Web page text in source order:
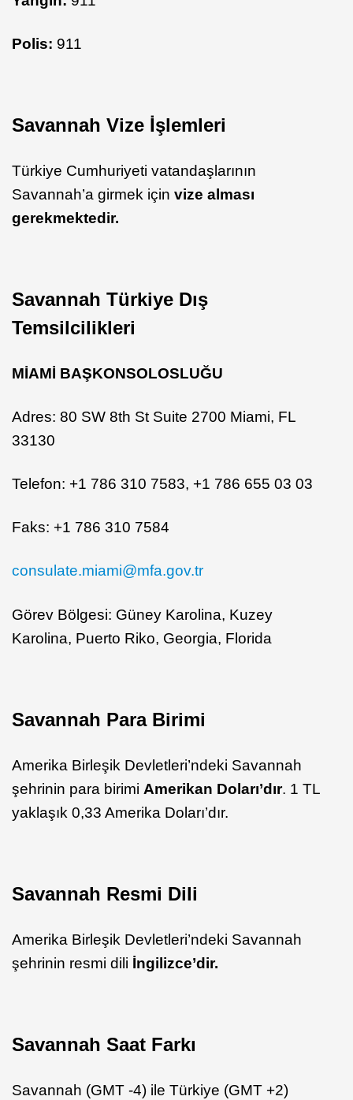
Polis: 911
Savannah Vize İşlemleri
Türkiye Cumhuriyeti vatandaşlarının
Savannah’a girmek için vize alması
gerekmektedir.
Savannah Türkiye Dış
Temsilcilikleri
MİAMİ BAŞKONSOLOSLUĞU
Adres: 80 SW 8th St Suite 2700 Miami, FL
33130
Telefon: +1 786 310 7583, +1 786 655 03 03
Faks: +1 786 310 7584
consulate.miami@mfa.gov.tr
Görev Bölgesi: Güney Karolina, Kuzey
Karolina, Puerto Riko, Georgia, Florida
Savannah Para Birimi
Amerika Birleşik Devletleri’ndeki Savannah
şehrinin para birimi Amerikan Doları’dır. 1 TL
yaklaşık 0,33 Amerika Doları’dır.
Savannah Resmi Dili
Amerika Birleşik Devletleri’ndeki Savannah
şehrinin resmi dili İngilizce’dir.
Savannah Saat Farkı
Savannah (GMT -4) ile Türkiye (GMT +2)